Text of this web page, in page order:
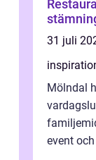
Restaurang
31 juli
Mölndal
event